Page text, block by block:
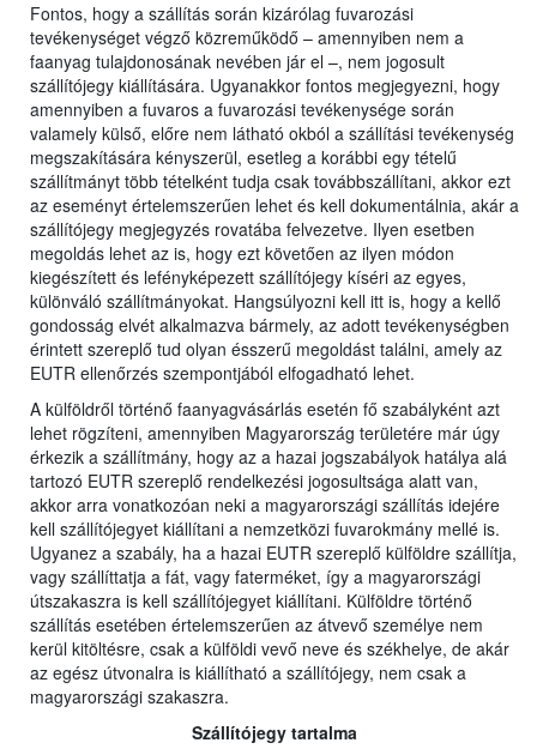
Fontos, hogy a szállítás során kizárólag fuvarozási
tevékenységet végző közreműködő – amennyiben nem a
faanyag tulajdonosának nevében jár el –, nem jogosult
szállítójegy kiállítására. Ugyanakkor fontos megjegyezni, hogy
amennyiben a fuvaros a fuvarozási tevékenysége során
valamely külső, előre nem látható okból a szállítási tevékenység
megszakítására kényszerül, esetleg a korábbi egy tételű
szállítmányt több tételként tudja csak továbbszállítani, akkor ezt
az eseményt értelemszerűen lehet és kell dokumentálnia, akár a
szállítójegy megjegyzés rovatába felvezetve. Ilyen esetben
megoldás lehet az is, hogy ezt követően az ilyen módon
kiegészített és lefényképezett szállítójegy kíséri az egyes,
különváló szállítmányokat. Hangsúlyozni kell itt is, hogy a kellő
gondosság elvét alkalmazva bármely, az adott tevékenységben
érintett szereplő tud olyan ésszerű megoldást találni, amely az
EUTR ellenőrzés szempontjából elfogadható lehet.
A külföldről történő faanyagvásárlás esetén fő szabályként azt
lehet rögzíteni, amennyiben Magyarország területére már úgy
érkezik a szállítmány, hogy az a hazai jogszabályok hatálya alá
tartozó EUTR szereplő rendelkezési jogosultsága alatt van,
akkor arra vonatkozóan neki a magyarországi szállítás idejére
kell szállítójegyet kiállítani a nemzetközi fuvarokmány mellé is.
Ugyanez a szabály, ha a hazai EUTR szereplő külföldre szállítja,
vagy szállíttatja a fát, vagy faterméket, így a magyarországi
útszakaszra is kell szállítójegyet kiállítani. Külföldre történő
szállítás esetében értelemszerűen az átvevő személye nem
kerül kitöltésre, csak a külföldi vevő neve és székhelye, de akár
az egész útvonalra is kiállítható a szállítójegy, nem csak a
magyarországi szakaszra.
Szállítójegy tartalma